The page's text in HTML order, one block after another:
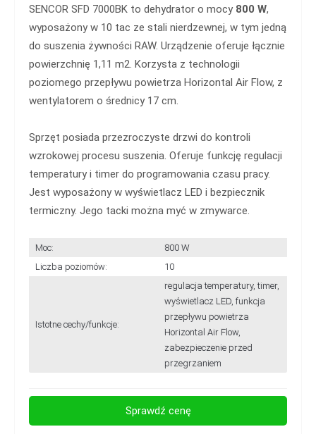
SENCOR SFD 7000BK to dehydrator o mocy 800 W,
wyposażony w 10 tac ze stali nierdzewnej, w tym jedną
do suszenia żywności RAW. Urządzenie oferuje łącznie
powierzchnię 1,11 m2. Korzysta z technologii
poziomego przepływu powietrza Horizontal Air Flow, z
wentylatorem o średnicy 17 cm.
Sprzęt posiada przezroczyste drzwi do kontroli
wzrokowej procesu suszenia. Oferuje funkcję regulacji
temperatury i timer do programowania czasu pracy.
Jest wyposażony w wyświetlacz LED i bezpiecznik
termiczny. Jego tacki można myć w zmywarce.
Moc:
800 W
Liczba poziomów:
10
Istotne cechy/funkcje:
regulacja temperatury, timer,
wyświetlacz LED, funkcja
przepływu powietrza
Horizontal Air Flow,
zabezpieczenie przed
przegrzaniem
Sprawdź cenę